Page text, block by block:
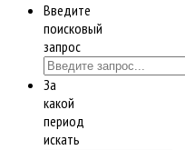
Введите
поисковый
запрос
За
какой
период
искать